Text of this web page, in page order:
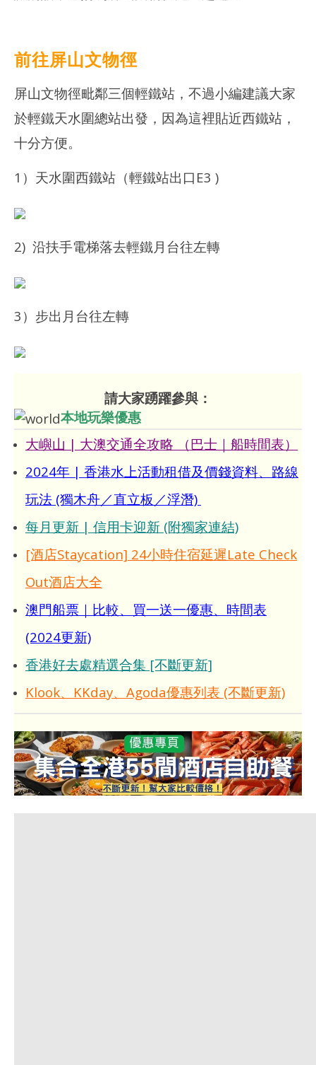
前往屏山文物徑
屏山文物徑毗鄰三個輕鐵站，不過小編建議大家
於輕鐵天水圍總站出發，因為這裡貼近西鐵站，
十分方便。
1）天水圍西鐵站（輕鐵站出口E3 )
2) 沿扶手電梯落去輕鐵月台往左轉
3）步出月台往左轉
請大家踴躍參與：
本地玩樂優惠
大嶼山 | 大澳交通全攻略 （巴士｜船時間表）
2024年 | 香港水上活動租借及價錢資料、路線
玩法 (獨木舟／直立板／浮潛)
每月更新 | 信用卡迎新 (附獨家連結)
[酒店Staycation] 24小時住宿延遲Late Check
Out酒店大全
澳門船票｜比較、買一送一優惠、時間表
(2024更新)
香港好去處精選合集 [不斷更新]
Klook、KKday、Agoda優惠列表 (不斷更新)